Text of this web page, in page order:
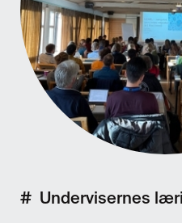
# Undervisernes